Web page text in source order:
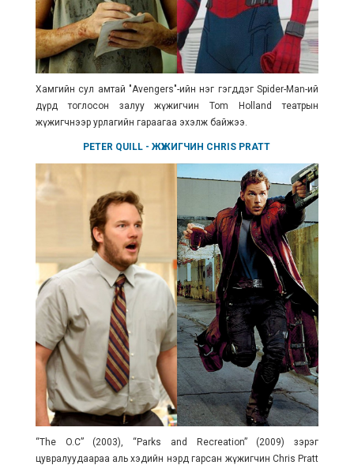
Хамгийн сул амтай "Avengers"-ийн нэг гэгддэг Spider-Man-ий
дүрд тоглосон залуу жүжигчинTom Holland театрын
жүжигчнээр урлагийн гараагаа эхэлж байжээ.
PETER QUILL - ЖҮЖИГЧИН CHRIS PRATT
“The O.C” (2003), “Parks and Recreation” (2009) зэрэг
цувралуудаараа аль хэдийн нэрд гарсан жүжигчин Chris Pratt